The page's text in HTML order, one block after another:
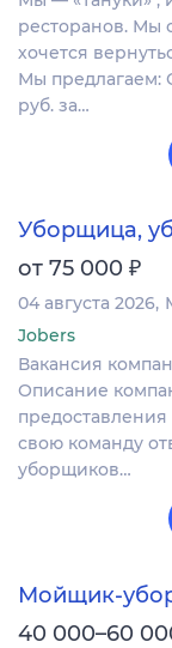
ресторанов. Мы
хочется
Мы предлагаем:
руб. за…
Уборщица,
от 75 000 ₽
04 августа 2026
Jobers
Вакансия
Описание
свою команду
уборщиков…
Мойщик-
40 000–60